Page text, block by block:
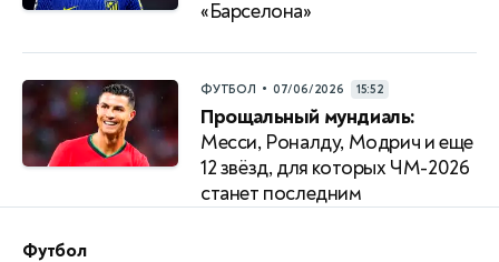
«Барселона»
ФУТБОЛ • 07/06/2026 15:52
Прощальный мундиаль:
Месси, Роналду, Модрич и еще
12 звёзд, для которых ЧМ-2026
станет последним
Футбол